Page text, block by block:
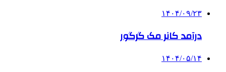
۱۴۰۴/۰۹/۲۳
درآمد کانر مک گرگور
۱۴۰۴/۰۵/۱۴